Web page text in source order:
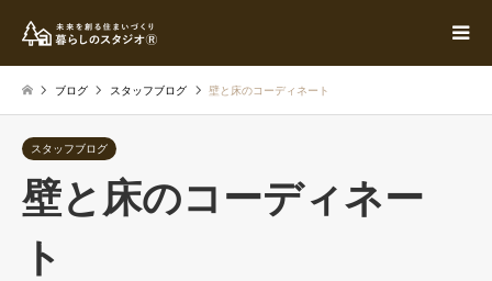
ブログ スタッフブログ 壁と床のコーディネート
スタッフブログ
壁と床のコーディネー
ト